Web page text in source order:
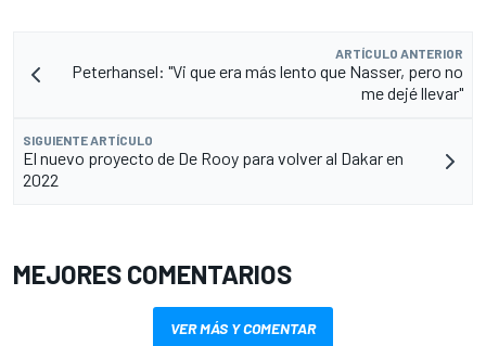
ARTÍCULO ANTERIOR
Peterhansel: "Vi que era más lento que Nasser, pero no
me dejé llevar"
SIGUIENTE ARTÍCULO
El nuevo proyecto de De Rooy para volver al Dakar en
2022
MEJORES COMENTARIOS
VER MÁS Y COMENTAR